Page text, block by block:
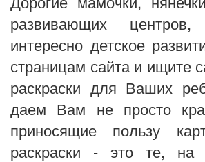
развивающих
интересно детское
страницам сайта и ищите
раскраски для Ваших
даем Вам не просто
приносящие пользу
раскраски - это те, на